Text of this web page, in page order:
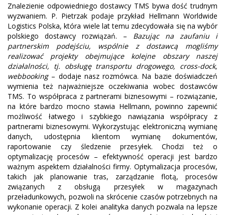
Znalezienie odpowiedniego dostawcy TMS bywa dość trudnym
wyzwaniem. P. Pietrzak podaje przykład Hellmann Worldwide
Logistics Polska, która wiele lat temu zdecydowała się na wybór
polskiego dostawcy rozwiązań. – Bazując na zaufaniu i
partnerskim podejściu, wspólnie z dostawcą mogliśmy
realizować projekty obejmujące kolejne obszary naszej
działalności, tj. obsługę transportu drogowego, cross-dock,
webbooking– dodaje nasz rozmówca. Na bazie doświadczeń
wymienia też najważniejsze oczekiwania wobec dostawców
TMS. To współpraca z partnerami biznesowymi – rozwiązanie,
na które bardzo mocno stawia Hellmann, powinno zapewnić
możliwość łatwego i szybkiego nawiązania współpracy z
partnerami biznesowymi. Wykorzystując elektroniczną wymianę
danych, udostępnia klientom wymianę dokumentów,
raportowanie czy śledzenie przesyłek. Chodzi też o
optymalizację procesów – efektywność operacji jest bardzo
ważnym aspektem działalności firmy. Optymalizacja procesów,
takich jak planowanie tras, zarządzanie flotą, procesów
związanych z obsługą przesyłek w magazynach
przeładunkowych, pozwoli na skrócenie czasów potrzebnych na
wykonanie operacji. Z kolei analityka danych pozwala na lepsze